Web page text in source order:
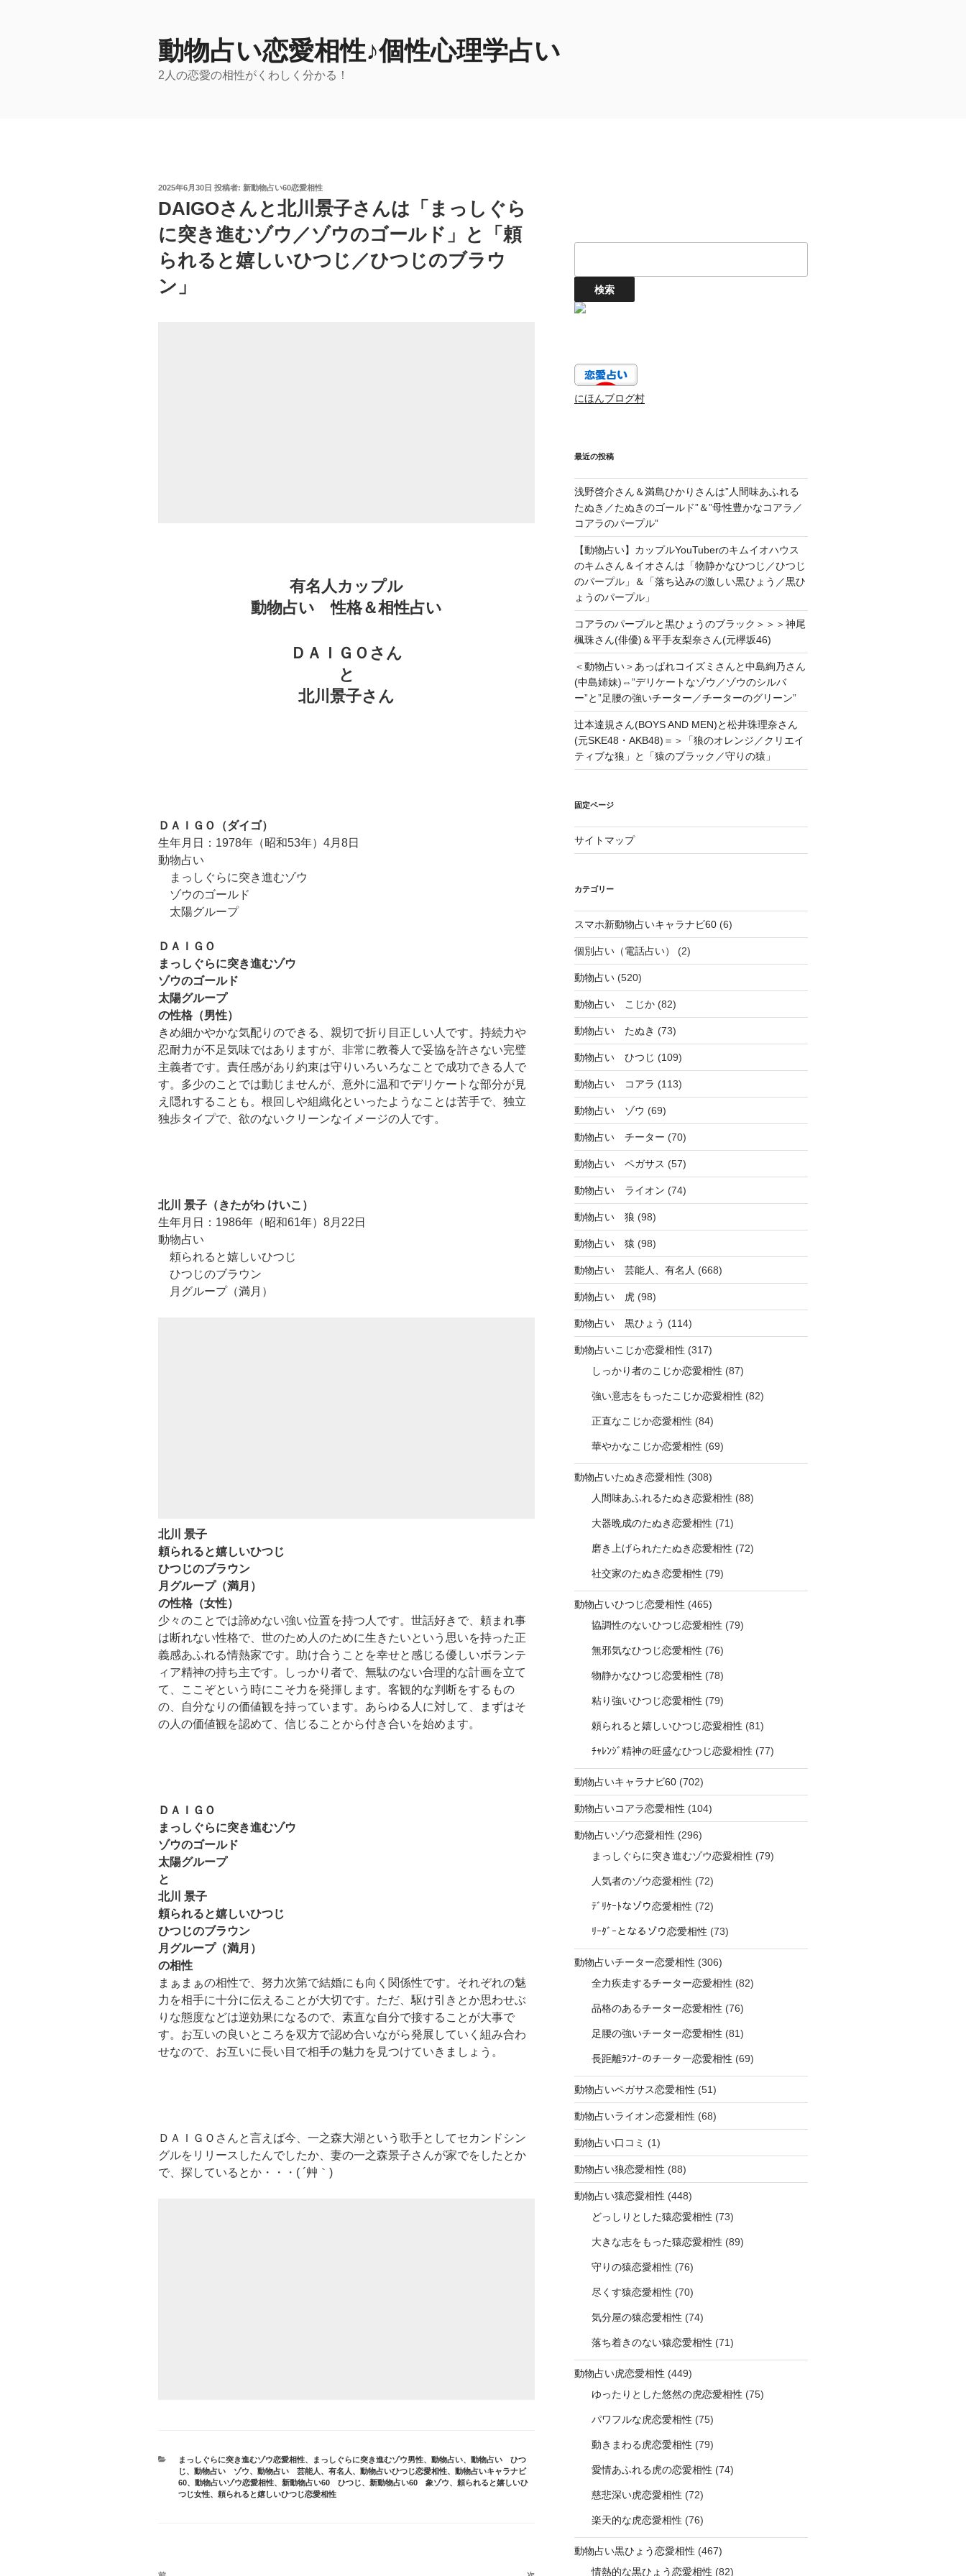
動物占い恋愛相性♪個性心理学占い
2人の恋愛の相性がくわしく分かる！
投
日:
2025年6月30日 投稿者: 新動物占い60恋愛相性
DAIGOさんと北川景子さんは「まっしぐら
に突き進むゾウ／ゾウのゴールド」と「頼
られると嬉しいひつじ／ひつじのブラウ
ン」
有名人カップル
動物占い 性格＆相性占い
ＤＡＩＧＯさん
と
北川景子さん
ＤＡＩＧＯ（ダイゴ）
生年月日：1978年（昭和53年）4月8日
動物占い
まっしぐらに突き進むゾウ
ゾウのゴールド
太陽グループ
ＤＡＩＧＯ
まっしぐらに突き進むゾウ
ゾウのゴールド
太陽グループ
の性格（男性）
きめ細かやかな気配りのできる、親切で折り目正しい人です。持続力や
忍耐力が不足気味ではありますが、非常に教養人で妥協を許さない完璧
主義者です。責任感があり約束は守りいろいろなことで成功できる人で
す。多少のことでは動じませんが、意外に温和でデリケートな部分が見
え隠れすることも。根回しや組織化といったようなことは苦手で、独立
独歩タイプで、欲のないクリーンなイメージの人です。
北川 景子（きたがわ けいこ）
生年月日：1986年（昭和61年）8月22日
動物占い
頼られると嬉しいひつじ
ひつじのブラウン
月グループ（満月）
北川 景子
頼られると嬉しいひつじ
ひつじのブラウン
月グループ（満月）
の性格（女性）
少々のことでは諦めない強い位置を持つ人です。世話好きで、頼まれ事
は断れない性格で、世のため人のために生きたいという思いを持った正
義感あふれる情熱家です。助け合うことを幸せと感じる優しいボランテ
ィア精神の持ち主です。しっかり者で、無駄のない合理的な計画を立て
て、ここぞという時にこそ力を発揮します。客観的な判断をするもの
の、自分なりの価値観を持っています。あらゆる人に対して、まずはそ
の人の価値観を認めて、信じることから付き合いを始めます。
ＤＡＩＧＯ
まっしぐらに突き進むゾウ
ゾウのゴールド
太陽グループ
と
北川 景子
頼られると嬉しいひつじ
ひつじのブラウン
月グループ（満月）
の相性
まぁまぁの相性で、努力次第で結婚にも向く関係性です。それぞれの魅
力を相手に十分に伝えることが大切です。ただ、駆け引きとか思わせぶ
りな態度などは逆効果になるので、素直な自分で接することが大事で
す。お互いの良いところを双方で認め合いながら発展していく組み合わ
せなので、お互いに長い目で相手の魅力を見つけていきましょう。
ＤＡＩＧＯさんと言えば今、一之森大湖という歌手としてセカンドシン
グルをリリースしたんでしたか、妻の一之森景子さんが家でをしたとか
で、探しているとか・・・( ´艸｀)
カ
テ
ゴ
リ
まっしぐらに突き進むゾウ恋愛相性、 まっしぐらに突き進むゾウ男性、 動物占い、 動物占い ひつ
じ、 動物占い ゾウ、 動物占い 芸能人、有名人 、 動物占いひつじ恋愛相性、 動物占いキャラナビ
60、 動物占いゾウ恋愛相性、 新動物占い60 ひつじ、 新動物占い60 象ゾウ、 頼られると嬉しいひ
つじ女性、 頼られると嬉しいひつじ恋愛相性
投
にほんブログ村
最近の投稿
浅野啓介さん＆満島ひかりさんは”人間味あふれる
たぬき／たぬきのゴールド”＆”母性豊かなコアラ／
コアラのパープル”
【動物占い】カップルYouTuberのキムイオハウス
のキムさん＆イオさんは「物静かなひつじ／ひつじ
のパープル」＆「落ち込みの激しい黒ひょう／黒ひ
ょうのパープル」
コアラのパープルと黒ひょうのブラック＞＞＞神尾
楓珠さん(俳優)＆平手友梨奈さん(元欅坂46)
＜動物占い＞あっぱれコイズミさんと中島絢乃さん
(中島姉妹)⇔”デリケートなゾウ／ゾウのシルバ
ー”と”足腰の強いチーター／チーターのグリーン”
辻本達規さん(BOYS AND MEN)と松井珠理奈さん
(元SKE48・AKB48)＝＞「狼のオレンジ／クリエイ
ティブな狼」と「猿のブラック／守りの猿」
固定ページ
サイトマップ
カテゴリー
スマホ新動物占いキャラナビ60(6)
個別占い（電話占い） (2)
動物占い(520)
動物占い こじか(82)
動物占い たぬき (73)
動物占い ひつじ (109)
動物占い コアラ (113)
動物占い ゾウ (69)
動物占い チーター (70)
動物占い ペガサス (57)
動物占い ライオン (74)
動物占い 狼 (98)
動物占い 猿 (98)
動物占い 芸能人、有名人 (668)
動物占い 虎(98)
動物占い 黒ひょう (114)
動物占いこじか恋愛相性 (317)
しっかり者のこじか恋愛相性 (87)
強い意志をもったこじか恋愛相性 (82)
正直なこじか恋愛相性 (84)
華やかなこじか恋愛相性 (69)
動物占いたぬき恋愛相性 (308)
人間味あふれるたぬき恋愛相性 (88)
大器晩成のたぬき恋愛相性 (71)
磨き上げられたたぬき恋愛相性 (72)
社交家のたぬき恋愛相性 (79)
動物占いひつじ恋愛相性 (465)
協調性のないひつじ恋愛相性 (79)
無邪気なひつじ恋愛相性 (76)
物静かなひつじ恋愛相性 (78)
粘り強いひつじ恋愛相性 (79)
頼られると嬉しいひつじ恋愛相性 (81)
ﾁｬﾚﾝｼﾞ精神の旺盛なひつじ恋愛相性 (77)
動物占いキャラナビ60(702)
動物占いコアラ恋愛相性 (104)
動物占いゾウ恋愛相性 (296)
まっしぐらに突き進むゾウ恋愛相性 (79)
人気者のゾウ恋愛相性 (72)
ﾃﾞﾘｹｰﾄなゾウ恋愛相性 (72)
ﾘｰﾀﾞｰとなるゾウ恋愛相性 (73)
動物占いチーター恋愛相性 (306)
全力疾走するチーター恋愛相性 (82)
品格のあるチーター恋愛相性 (76)
足腰の強いチーター恋愛相性 (81)
長距離ﾗﾝﾅｰのチーター恋愛相性 (69)
動物占いペガサス恋愛相性 (51)
動物占いライオン恋愛相性 (68)
動物占い口コミ (1)
動物占い狼恋愛相性 (88)
動物占い猿恋愛相性 (448)
どっしりとした猿恋愛相性 (73)
大きな志をもった猿恋愛相性 (89)
守りの猿恋愛相性 (76)
尽くす猿恋愛相性 (70)
気分屋の猿恋愛相性 (74)
落ち着きのない猿恋愛相性 (71)
動物占い虎恋愛相性 (449)
ゆったりとした悠然の虎恋愛相性 (75)
パワフルな虎恋愛相性 (75)
動きまわる虎恋愛相性 (79)
愛情あふれる虎の恋愛相性 (74)
慈悲深い虎恋愛相性 (72)
楽天的な虎恋愛相性 (76)
動物占い黒ひょう恋愛相性 (467)
情熱的な黒ひょう恋愛相性 (82)